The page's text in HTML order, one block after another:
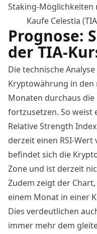
Staking-Möglichkeiten
Kaufe Celestia
Prognose:
der TIA-
Die technische
Kryptowährung in den
Monaten durchaus die
fortzusetzen. So weist
Relative Strength
derzeit einen RSI-
befindet sich die
Zone und ist derzeit
Zudem zeigt der
einem Monat in einer
Dies verdeutlichen
immer mehr dem